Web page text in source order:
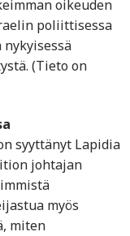
oikeuden
poliittisessa
(Tieto on
syyttänyt Lapidia
johtajan
myös
miten